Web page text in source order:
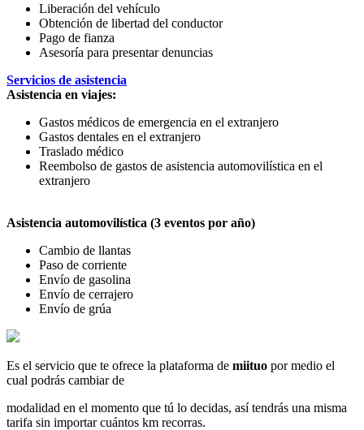
Liberación del vehículo
Obtención de libertad del conductor
Pago de fianza
Asesoría para presentar denuncias
Servicios de asistencia
Asistencia en viajes:
Gastos médicos de emergencia en el extranjero
Gastos dentales en el extranjero
Traslado médico
Reembolso de gastos de asistencia automovilística en el
extranjero
Asistencia automovilística (3 eventos por año)
Cambio de llantas
Paso de corriente
Envío de gasolina
Envío de cerrajero
Envío de grúa
Es el servicio que te ofrece la plataforma de miituo por medio el
cual podrás cambiar de
modalidad en el momento que tú lo decidas, así tendrás una misma
tarifa sin importar cuántos km recorras.